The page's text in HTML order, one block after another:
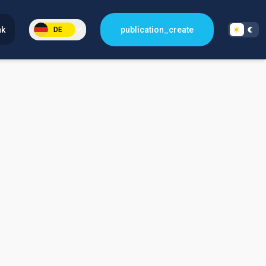
DE publication_create